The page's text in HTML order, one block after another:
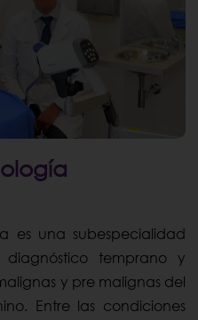
es una subespecialidad
temprano y
y pre malignas del
Entre las condiciones